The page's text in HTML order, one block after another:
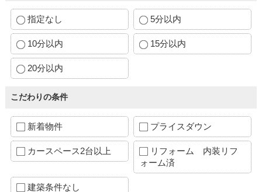
指定なし 5分以内
10分以内 15分以内
20分以内
こだわりの条件
新着物件 プライスダウン
カースペース2台以上
リフォーム 内装リフ
ォーム済
建築条件なし